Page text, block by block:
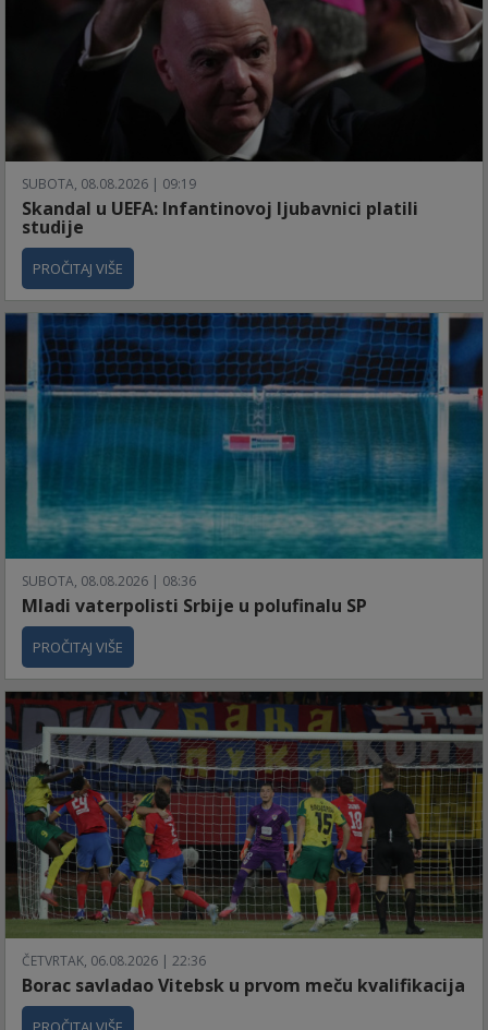
SUBOTA, 08.08.2026 | 09:19
Skandal u UEFA: Infantinovoj ljubavnici platili
studije
PROČITAJ VIŠE
SUBOTA, 08.08.2026 | 08:36
Mladi vaterpolisti Srbije u polufinalu SP
PROČITAJ VIŠE
ČETVRTAK, 06.08.2026 | 22:36
Borac savladao Vitebsk u prvom meču kvalifikacija